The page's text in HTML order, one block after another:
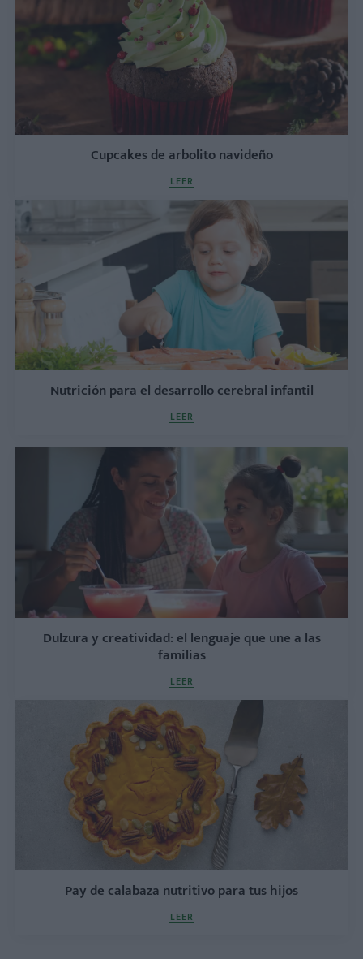
Cupcakes de arbolito navideño
LEER
Nutrición para el desarrollo cerebral infantil
LEER
Dulzura y creatividad: el lenguaje que une a las
familias
LEER
Pay de calabaza nutritivo para tus hijos
LEER